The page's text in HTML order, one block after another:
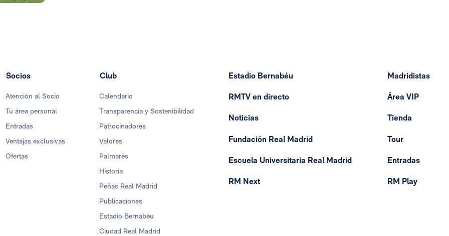
Socios
Atención al Socio
Tu área personal
Entradas
Ventajas exclusivas
Ofertas
Club
Calendario
Transparencia y Sostenibilidad
Patrocinadores
Valores
Palmarés
Historia
Peñas Real Madrid
Publicaciones
Estadio Bernabéu
Ciudad Real Madrid
Estadio Bernabéu
RMTV en directo
Noticias
Fundación Real Madrid
Escuela Universitaria Real Madrid
RM Next
Madridistas
Área VIP
Tienda
Tour
Entradas
RM Play